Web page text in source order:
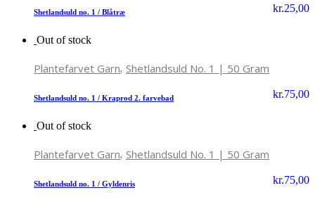
Shetlandsuld no. 1 / Blåtræ kr.25,00
Out of stock
Plantefarvet Garn, Shetlandsuld No. 1 | 50 Gram
Shetlandsuld no. 1 / Kraprod 2. farvebad kr.75,00
Out of stock
Plantefarvet Garn, Shetlandsuld No. 1 | 50 Gram
Shetlandsuld no. 1 / Gyldenris kr.75,00